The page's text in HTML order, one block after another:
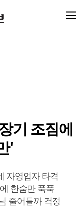
기 조짐에
'
자영업자 타격
한숨만 푹푹
줄어들까 걱정